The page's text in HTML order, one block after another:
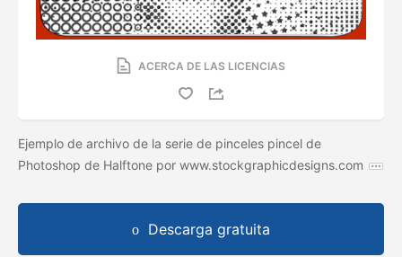
ACERCA DE LAS LICENCIAS
Ejemplo de archivo de la serie de pinceles pincel de
Photoshop de Halftone por www.stockgraphicdesigns.com
Descarga gratuita